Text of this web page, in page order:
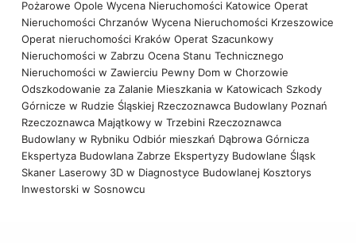
Pożarowe Opole Wycena Nieruchomości Katowice Operat
Nieruchomości Chrzanów Wycena Nieruchomości Krzeszowice
Operat nieruchomości Kraków Operat Szacunkowy
Nieruchomości w Zabrzu Ocena Stanu Technicznego
Nieruchomości w Zawierciu Pewny Dom w Chorzowie
Odszkodowanie za Zalanie Mieszkania w Katowicach Szkody
Górnicze w Rudzie Śląskiej Rzeczoznawca Budowlany Poznań
Rzeczoznawca Majątkowy w Trzebini Rzeczoznawca
Budowlany w Rybniku Odbiór mieszkań Dąbrowa Górnicza
Ekspertyza Budowlana Zabrze Ekspertyzy Budowlane Śląsk
Skaner Laserowy 3D w Diagnostyce Budowlanej Kosztorys
Inwestorski w Sosnowcu